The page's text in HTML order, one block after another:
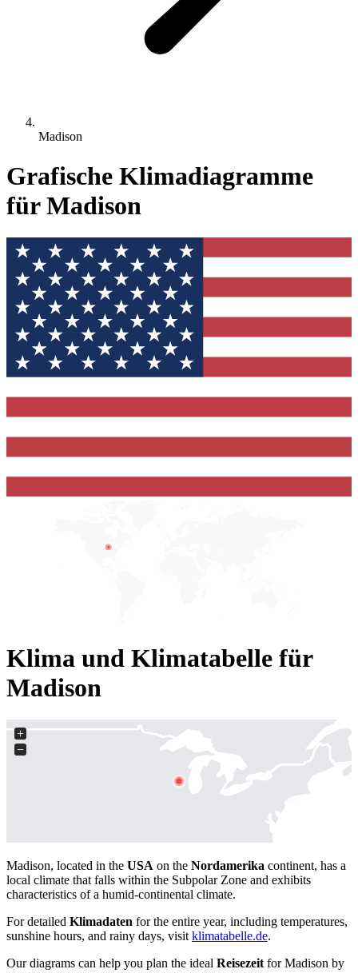
Madison
Grafische Klimadiagramme
für Madison
Klima und Klimatabelle für
Madison
+
−
Madison, located in the USA on the Nordamerika continent, has a
local climate that falls within the Subpolar Zone and exhibits
characteristics of a humid-continental climate.
For detailed Klimadaten for the entire year, including temperatures,
sunshine hours, and rainy days, visit klimatabelle.de.
Our diagrams can help you plan the ideal Reisezeit for Madison by